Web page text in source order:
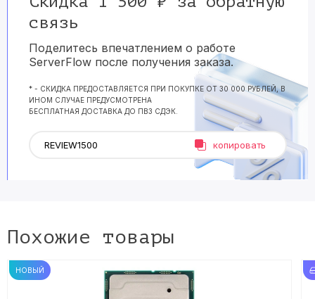
связь
Поделитесь впечатлением о работе
ServerFlow после получения заказа.
* - СКИДКА ПРЕДОСТАВЛЯЕТСЯ ПРИ ПОКУПКЕ ОТ 30 000 РУБЛЕЙ, В
ИНОМ СЛУЧАЕ ПРЕДУСМОТРЕНА
БЕСПЛАТНАЯ ДОСТАВКА ДО ПВЗ СДЭК.
копировать
Похожие товары
НОВЫЙ